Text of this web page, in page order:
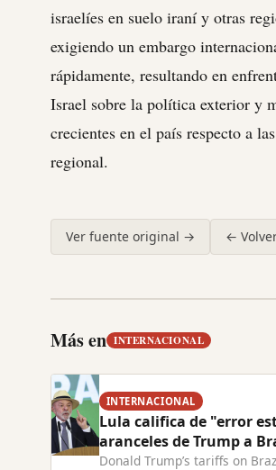
israelíes en suelo iraní y otras
exigiendo un embargo
rápidamente, resultando en
Israel sobre la política exterior y
crecientes en el país respecto a
regional.
Ver fuente original → ←
Más en INTERNACIONAL
INTERNACIONAL
Lula califica de "error
aranceles de Trump a
Donald Trump’s tariffs on